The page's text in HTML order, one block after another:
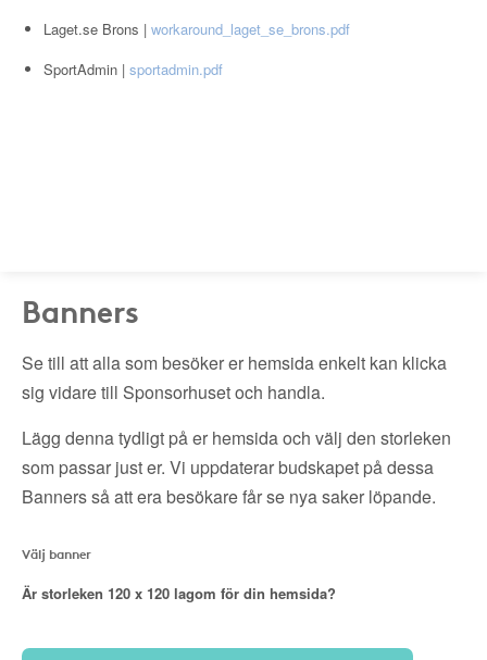
Laget.se Brons | workaround_laget_se_brons.pdf
SportAdmin | sportadmin.pdf
Banners
Se till att alla som besöker er hemsida enkelt kan klicka
sig vidare till Sponsorhuset och handla.
Lägg denna tydligt på er hemsida och välj den storleken
som passar just er. Vi uppdaterar budskapet på dessa
Banners så att era besökare får se nya saker löpande.
Välj banner
Är storleken 120 x 120 lagom för din hemsida?